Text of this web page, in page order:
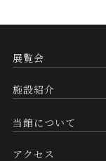
展覧会
施設紹介
当館について
アクセス